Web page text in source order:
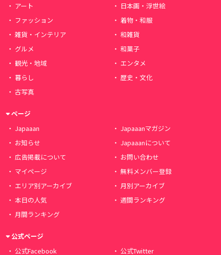
アート
日本画・浮世絵
ファッション
着物・和服
雑貨・インテリア
和雑貨
グルメ
和菓子
観光・地域
エンタメ
暮らし
歴史・文化
古写真
ページ
Japaaan
Japaaanマガジン
お知らせ
Japaaanについて
広告掲載について
お問い合わせ
マイページ
無料メンバー登録
エリア別アーカイブ
月別アーカイブ
本日の人気
週間ランキング
月間ランキング
公式ページ
公式Facebook
公式Twitter